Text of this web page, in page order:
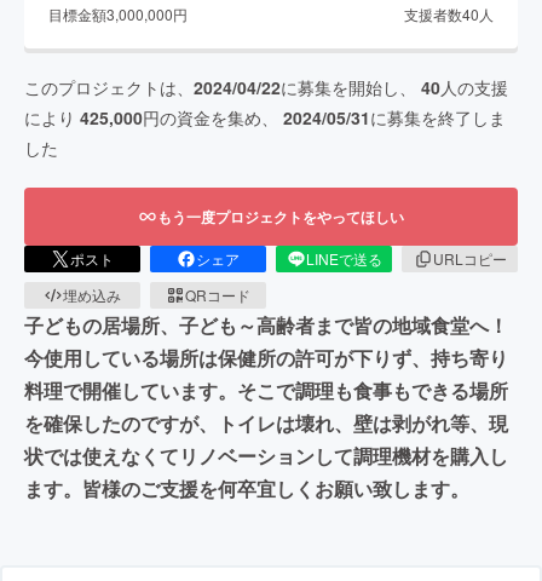
目標金額3,000,000円 支援者数40 人
このプロジェクトは、 2024/04/22に募集を開始し、 40人の支援
により 425,000円の資金を集め、 2024/05/31に募集を終了しま
した
もう一度プロジェクトをやってほしい
ポスト シェア LINEで送る
URLコピー
埋め込み
QRコード
子どもの居場所、子ども～高齢者まで皆の地域食堂へ！
今使用している場所は保健所の許可が下りず、持ち寄り
料理で開催しています。そこで調理も食事もできる場所
を確保したのですが、トイレは壊れ、壁は剥がれ等、現
状では使えなくてリノベーションして調理機材を購入し
ます。皆様のご支援を何卒宜しくお願い致します。